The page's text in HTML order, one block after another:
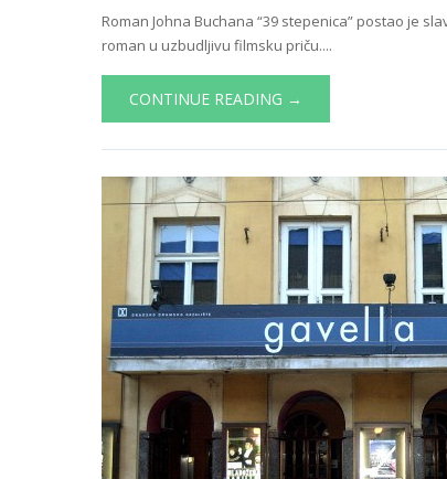
Roman Johna Buchana “39 stepenica” postao je
roman u uzbudljivu filmsku priču....
CONTINUE READING →